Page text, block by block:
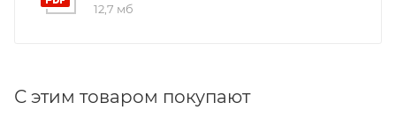
12,7 мб
С этим товаром покупают